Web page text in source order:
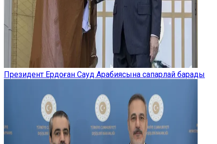
Президент Ердоған Сауд Арабиясына сапарлай барады